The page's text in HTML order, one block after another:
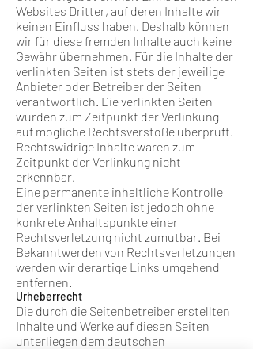
Websites Dritter, auf deren Inhalte wir
keinen Einfluss haben. Deshalb können
wir für diese fremden Inhalte auch keine
Gewähr übernehmen. Für die Inhalte der
verlinkten Seiten ist stets der jeweilige
Anbieter oder Betreiber der Seiten
verantwortlich. Die verlinkten Seiten
wurden zum Zeitpunkt der Verlinkung
auf mögliche Rechtsverstöße überprüft.
Rechtswidrige Inhalte waren zum
Zeitpunkt der Verlinkung nicht
erkennbar.
Eine permanente inhaltliche Kontrolle
der verlinkten Seiten ist jedoch ohne
konkrete Anhaltspunkte einer
Rechtsverletzung nicht zumutbar. Bei
Bekanntwerden von Rechtsverletzungen
werden wir derartige Links umgehend
entfernen.
Urheberrecht
Die durch die Seitenbetreiber erstellten
Inhalte und Werke auf diesen Seiten
unterliegen dem deutschen